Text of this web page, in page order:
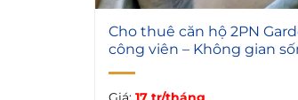
4
Cho thuê căn hộ 2PN
công viên – Không gian